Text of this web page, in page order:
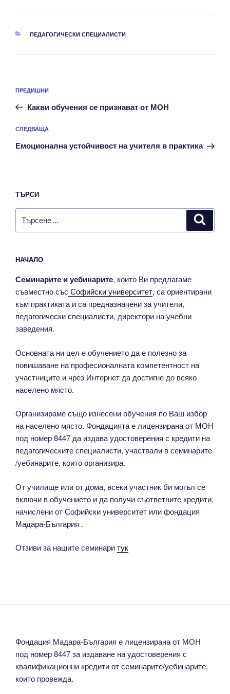
КАТЕГОРИИ
ПЕДАГОГИЧЕСКИ СПЕЦИАЛИСТИ
Предишна
публикация
ПРЕДИШНИ
Какви обучения се признават от МОН
Следваща
публикация
СЛЕДВАЩА
Емоционална устойчивост на учителя в практика
ТЪРСИ
за:
НАЧАЛО
Семинарите и уебинарите, които Ви предлагаме
съвместно със Софийски университет, са ориентирани
към практиката и са предназначени за учители,
педагогически специалисти, директори на учебни
заведения.
Основната ни цел е обучението да е полезно за
повишаване на професионалната компетентност на
участниците и чрез Интернет да достигне до всяко
населено място.
Организираме също изнесени обучения по Ваш избор
на населено място. Фондацията е лицензирана от МОН
под номер 8447 да издава удостоверения с кредити на
педагогическите специалисти, участвали в семинарите
/уебинарите, които организира.
От училище или от дома, всеки участник би могъл се
включи в обучението и да получи съответните кредити,
начислени от Софийски университет или фондация
Мадара-България .
Отзиви за нашите семинаритук
Фондация Мадара-България е лицензирана от МОН
под номер 8447 за издаване на удостоверения с
квалификационни кредити от семинарите/уебинарите,
които провежда.